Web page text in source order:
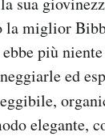
la miglior
più
ed
elegante,